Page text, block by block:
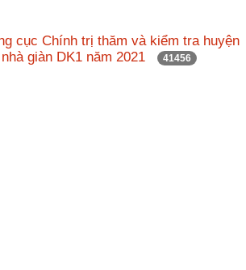
cục Chính trị thăm và kiểm tra huyện
giàn DK1 năm 2021
41456